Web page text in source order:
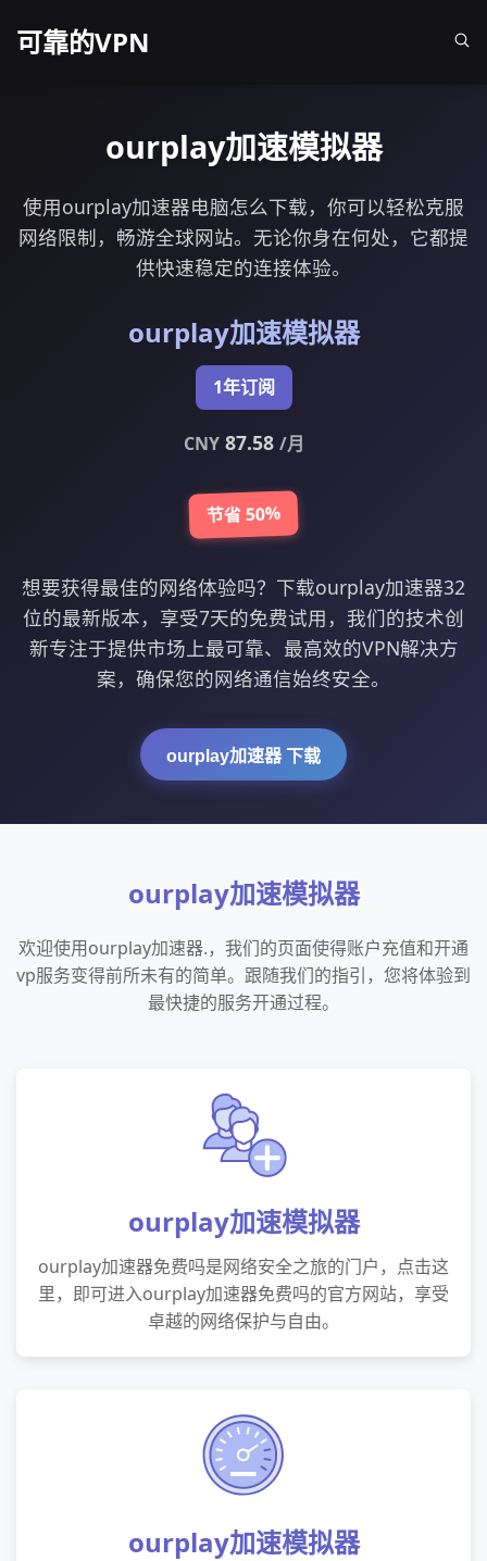
可靠的VPN
ourplay加速模拟器
使用ourplay加速器电脑怎么下载，你可以轻松克服
网络限制，畅游全球网站。无论你身在何处，它都提
供快速稳定的连接体验。
ourplay加速模拟器
1年订阅
CNY87.58 /月
节省 50%
想要获得最佳的网络体验吗？下载ourplay加速器32
位的最新版本，享受7天的免费试用，我们的技术创
新专注于提供市场上最可靠、最高效的VPN解决方
案，确保您的网络通信始终安全。
ourplay加速器 下载
ourplay加速模拟器
欢迎使用ourplay加速器.，我们的页面使得账户充值和开通
vp服务变得前所未有的简单。跟随我们的指引，您将体验到
最快捷的服务开通过程。
ourplay加速模拟器
ourplay加速器免费吗是网络安全之旅的门户，点击这
里，即可进入ourplay加速器免费吗的官方网站，享受
卓越的网络保护与自由。
ourplay加速模拟器